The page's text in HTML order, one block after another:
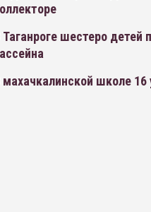
Таганроге шестеро детей
махачкалинской школе